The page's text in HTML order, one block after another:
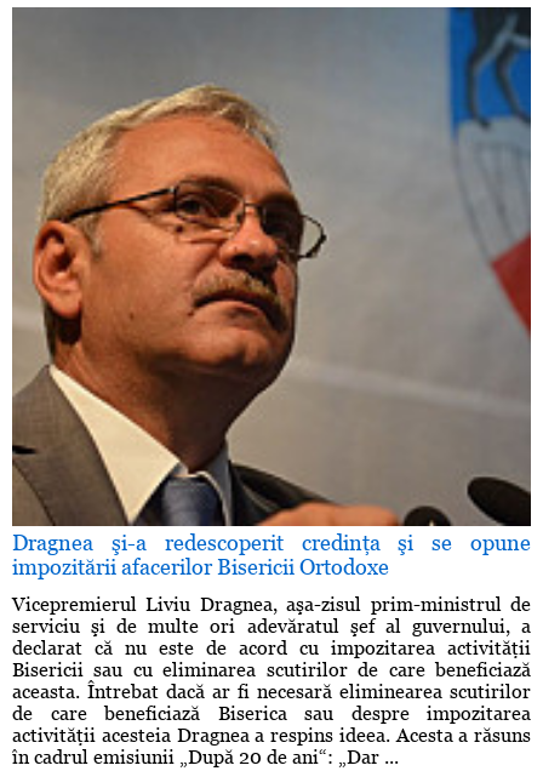
Dragnea şi-a redescoperit credinţa şi se opune
impozitării afacerilor Bisericii Ortodoxe
Vicepremierul Liviu Dragnea, aşa-zisul prim-ministrul de
serviciu şi de multe ori adevăratul şef al guvernului, a
declarat că nu este de acord cu impozitarea activităţii
Bisericii sau cu eliminarea scutirilor de care beneficiază
aceasta. Întrebat dacă ar fi necesară eliminearea scutirilor
de care beneficiază Biserica sau despre impozitarea
activităţii acesteia Dragnea a respins ideea. Acesta a răsuns
în cadrul emisiunii „După 20 de ani“: „Dar ...